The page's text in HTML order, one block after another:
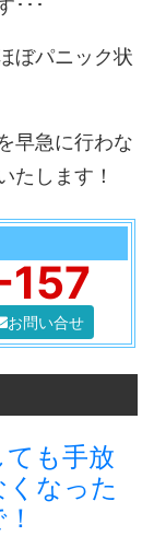
･･･
ぼパニック状
早急に行わな
たします！
お問い合せ
も手放
なった